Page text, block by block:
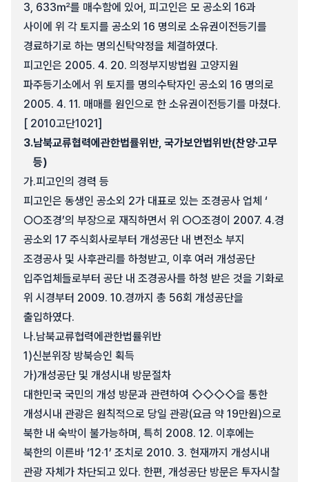
3, 633㎡를 매수함에 있어, 피고인은 모 공소외 16과
사이에 위 각 토지를 공소외 16 명의로 소유권이전등기를
경료하기로 하는 명의신탁약정을 체결하였다.
피고인은 2005. 4. 20. 의정부지방법원 고양지원
파주등기소에서 위 토지를 명의수탁자인 공소외 16 명의로
2005. 4. 11. 매매를 원인으로 한 소유권이전등기를 마쳤다.
[ 2010고단1021]
3.남북교류협력에관한법률위반, 국가보안법위반(찬양·고무
등)
가.피고인의 경력 등
피고인은 동생인 공소외 2가 대표로 있는 조경공사 업체 ‘
○○조경’의 부장으로 재직하면서 위 ○○조경이 2007. 4.경
공소외 17 주식회사로부터 개성공단 내 변전소 부지
조경공사 및 사후관리를 하청받고, 이후 여러 개성공단
입주업체들로부터 공단 내 조경공사를 하청 받은 것을 기화로
위 시경부터 2009. 10.경까지 총 56회 개성공단을
출입하였다.
나.남북교류협력에관한법률위반
1)신분위장 방북승인 획득
가)개성공단 및 개성시내 방문절차
대한민국 국민의 개성 방문과 관련하여 ◇◇◇◇을 통한
개성시내 관광은 원칙적으로 당일 관광(요금 약 19만원)으로
북한 내 숙박이 불가능하며, 특히 2008. 12. 이후에는
북한의 이른바 ‘12·1’ 조치로 2010. 3. 현재까지 개성시내
관광 자체가 차단되고 있다. 한편, 개성공단 방문은 투자시찰